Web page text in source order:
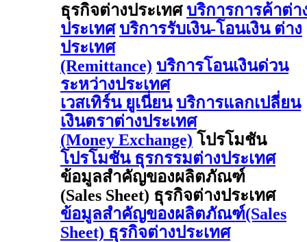
ธุรกิจต่างประเทศ บริการการค้าต่า
ประเทศ บริการรับเงิน-โอนเงิน ต่าง
ประเทศ
(Remittance) บริการโอนเงินด่วน
ระหว่างประเทศ
เวสเทิร์น ยูเนี่ยน บริการแลกเปลี่ยน
เงินตราต่างประเทศ
(Money Exchange) โปรโมชัน
โปรโมชัน ธุรกรรมต่างประเทศ
ข้อมูลสำคัญของผลิตภัณฑ์
(Sales Sheet) ธุรกิจต่างประเทศ
ข้อมูลสำคัญของผลิตภัณฑ์(Sales
Sheet) ธุรกิจต่างประเทศ